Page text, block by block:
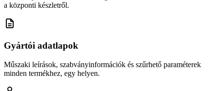
a központi készletről.
Gyártói adatlapok
Műszaki leírások, szabványinformációk és szűrhető paraméterek
minden termékhez, egy helyen.